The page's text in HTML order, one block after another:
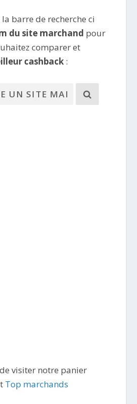
la barre de recherche ci
du site marchand pour
comparer et
cashback :
visiter notre panier
Top marchands